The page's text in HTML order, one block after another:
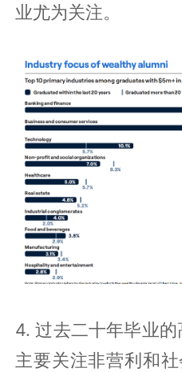
业尤为关注。
4. 过去二十年毕业
主要关注非营利和